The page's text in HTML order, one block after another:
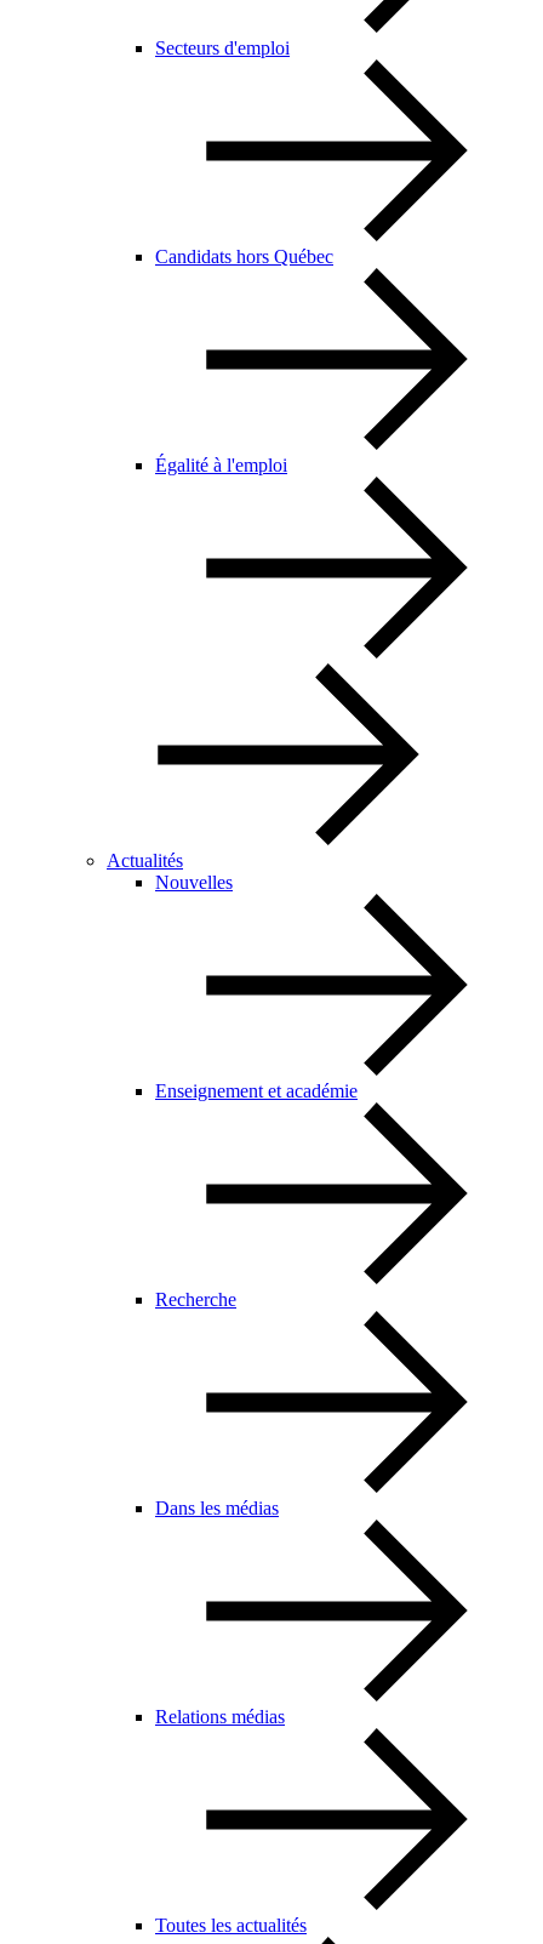
Secteurs d'emploi
Candidats hors Québec
Égalité à l'emploi
Actualités
Nouvelles
Enseignement et académie
Recherche
Dans les médias
Relations médias
Toutes les actualités